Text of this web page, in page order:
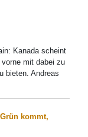
Kanada scheint
mit dabei zu
bieten. Andreas